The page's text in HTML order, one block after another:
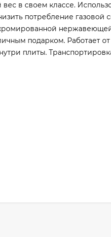
в своем классе.
потребление газовой
подарком. Работает от
плиты.